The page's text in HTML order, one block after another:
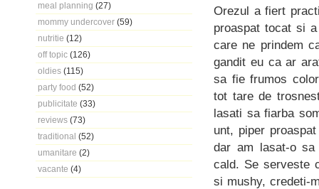
meal planning (27)
mommy undercover (59)
nutritie (12)
off topic (126)
oldies (115)
party food (52)
publicitate (33)
reviews (73)
traditional (52)
umanitare (2)
vacante (4)
Orezul a fiert
proaspat tocat si
care ne prindem
gandit eu ca ar
sa fie frumos
tot tare de
lasati sa fiarba
unt, piper
dar am lasat-o
cald. Se serveste
si mushy, credeti-